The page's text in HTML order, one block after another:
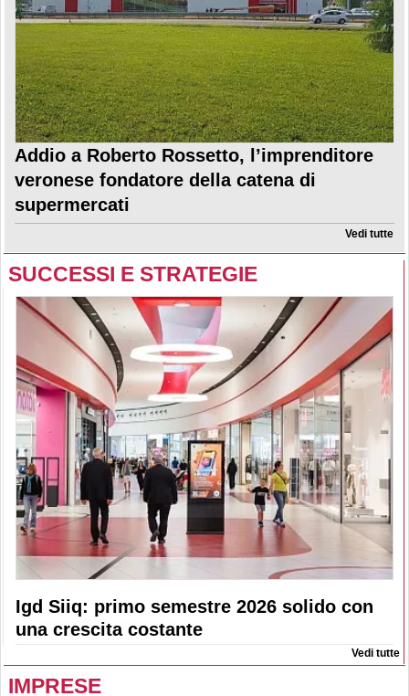
Addio a Roberto Rossetto, l’imprenditore
veronese fondatore della catena di
supermercati
Vedi tutte
SUCCESSI E STRATEGIE
Igd Siiq: primo semestre 2026 solido con
una crescita costante
Vedi tutte
IMPRESE